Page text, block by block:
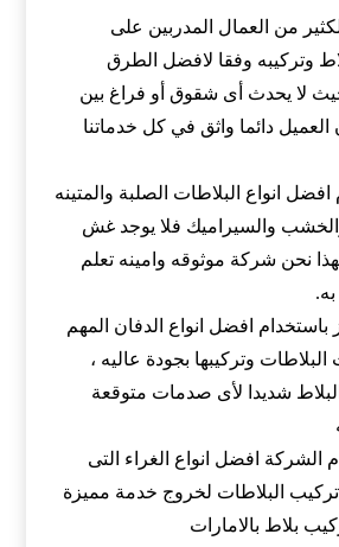
من العمال المدربين على
وتركيبه وفقا لافضل الطرق
لا يحدث أى شقوق أو فراغ بين
العميل دائما واثق في كل خدماتنا
انواع البلاطات الصلبة والمتينه
والسيراميك فلا يوجد غش
نحن شركة موثوقه وامينه تعلم
باستخدام افضل انواع الدفان المهم
وتركيبها بجودة عاليه ،
شديدا لأى صدمات متوقعة
الشركة افضل انواع الغراء التى
البلاطات لخروج خدمة مميزة
بلاط بالامارات